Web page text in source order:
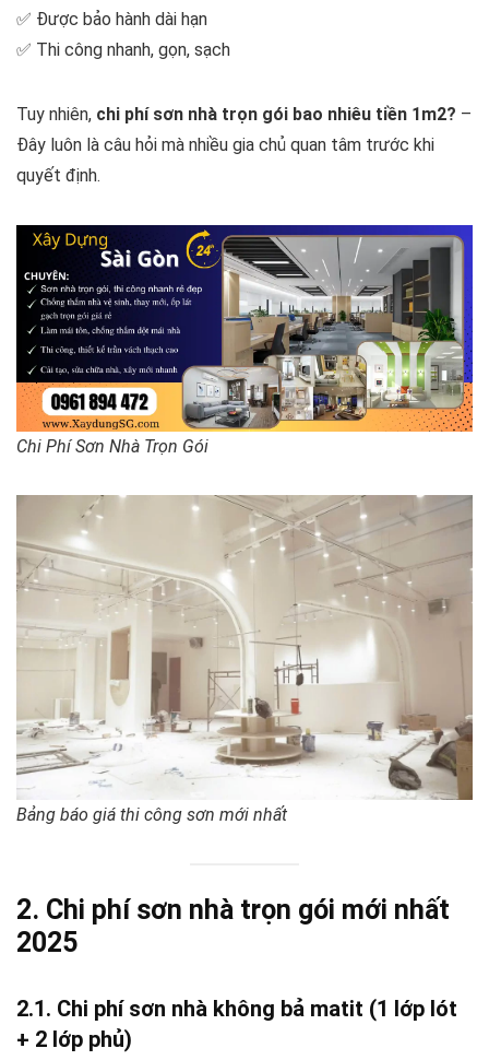
✅ Được bảo hành dài hạn
✅ Thi công nhanh, gọn, sạch
Tuy nhiên, chi phí sơn nhà trọn gói bao nhiêu tiền 1m2? –
Đây luôn là câu hỏi mà nhiều gia chủ quan tâm trước khi
quyết định.
Chi Phí Sơn Nhà Trọn Gói
Bảng báo giá thi công sơn mới nhất
2. Chi phí sơn nhà trọn gói mới nhất
2025
2.1. Chi phí sơn nhà không bả matit (1 lớp lót
+ 2 lớp phủ)